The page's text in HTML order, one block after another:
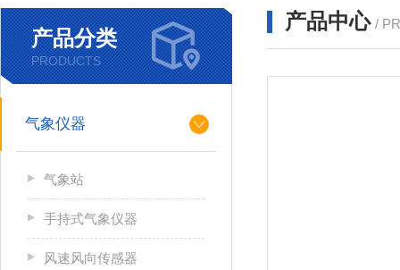
产品中心 /
产品分类
PRODUCTS
气象仪器
气象站
手持式气象仪器
风速风向传感器